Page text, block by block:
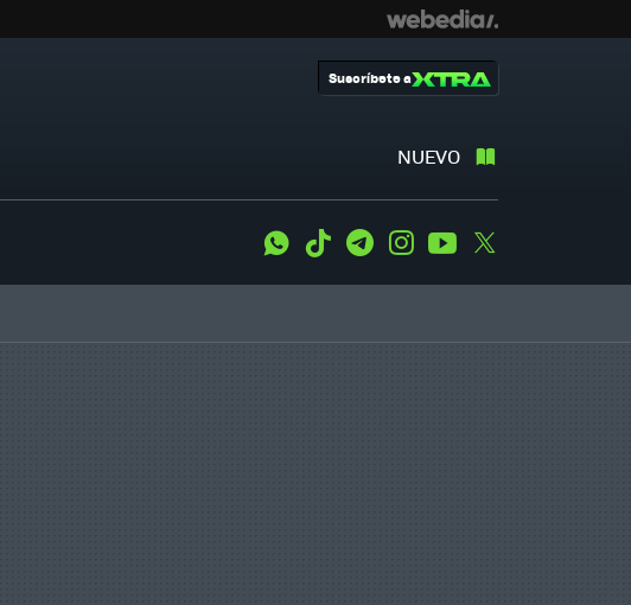
NUEVO
Suscríbete a
WhatsApp
Tiktok TelegramInstagramYoutube